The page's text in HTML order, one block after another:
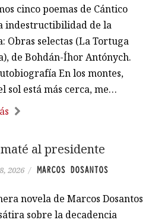
cinco poemas de Cántico
indestructibilidad de la
Obras selectas (La Tortuga
de Bohdán-Íhor Antónych.
En los montes,
sol está más cerca, me…
al presidente
2026 / MARCOS DOSANTOS
novela de Marcos Dosantos
sobre la decadencia